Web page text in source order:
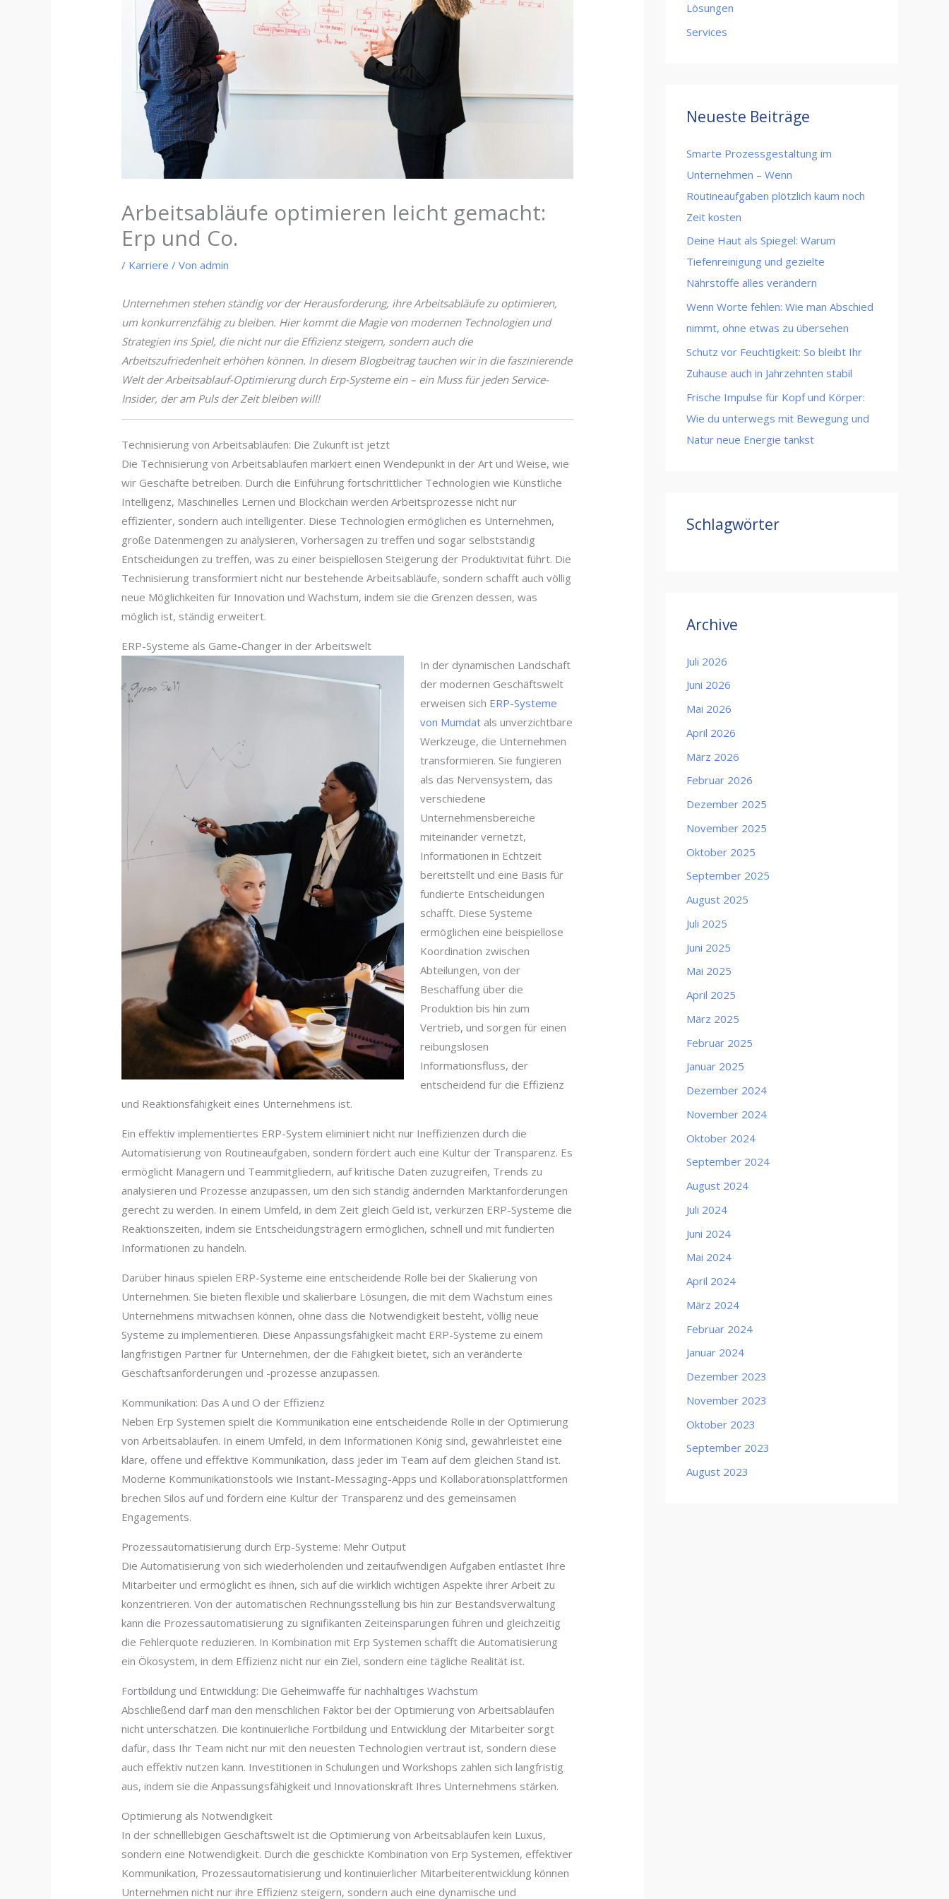
Arbeitsabläufe optimieren leicht gemacht:
Erp und Co.
/ Karriere / Vonadmin
Unternehmen stehen ständig vor der Herausforderung, ihre Arbeitsabläufe zu optimieren,
um konkurrenzfähig zu bleiben. Hier kommt die Magie von modernen Technologien und
Strategien ins Spiel, die nicht nur die Effizienz steigern, sondern auch die
Arbeitszufriedenheit erhöhen können. In diesem Blogbeitrag tauchen wir in die faszinierende
Welt der Arbeitsablauf-Optimierung durch Erp-Systeme ein – ein Muss für jeden Service-
Insider, der am Puls der Zeit bleiben will!
Technisierung von Arbeitsabläufen: Die Zukunft ist jetzt
Die Technisierung von Arbeitsabläufen markiert einen Wendepunkt in der Art und Weise, wie
wir Geschäfte betreiben. Durch die Einführung fortschrittlicher Technologien wie Künstliche
Intelligenz, Maschinelles Lernen und Blockchain werden Arbeitsprozesse nicht nur
effizienter, sondern auch intelligenter. Diese Technologien ermöglichen es Unternehmen,
große Datenmengen zu analysieren, Vorhersagen zu treffen und sogar selbstständig
Entscheidungen zu treffen, was zu einer beispiellosen Steigerung der Produktivität führt. Die
Technisierung transformiert nicht nur bestehende Arbeitsabläufe, sondern schafft auch völlig
neue Möglichkeiten für Innovation und Wachstum, indem sie die Grenzen dessen, was
möglich ist, ständig erweitert.
ERP-Systeme als Game-Changer in der Arbeitswelt
In der dynamischen Landschaft
der modernen Geschäftswelt
erweisen sich ERP-Systeme
von Mumdatals unverzichtbare
Werkzeuge, die Unternehmen
transformieren. Sie fungieren
als das Nervensystem, das
verschiedene
Unternehmensbereiche
miteinander vernetzt,
Informationen in Echtzeit
bereitstellt und eine Basis für
fundierte Entscheidungen
schafft. Diese Systeme
ermöglichen eine beispiellose
Koordination zwischen
Abteilungen, von der
Beschaffung über die
Produktion bis hin zum
Vertrieb, und sorgen für einen
reibungslosen
Informationsfluss, der
entscheidend für die Effizienz
und Reaktionsfähigkeit eines Unternehmens ist.
Ein effektiv implementiertes ERP-System eliminiert nicht nur Ineffizienzen durch die
Automatisierung von Routineaufgaben, sondern fördert auch eine Kultur der Transparenz. Es
ermöglicht Managern und Teammitgliedern, auf kritische Daten zuzugreifen, Trends zu
analysieren und Prozesse anzupassen, um den sich ständig ändernden Marktanforderungen
gerecht zu werden. In einem Umfeld, in dem Zeit gleich Geld ist, verkürzen ERP-Systeme die
Reaktionszeiten, indem sie Entscheidungsträgern ermöglichen, schnell und mit fundierten
Informationen zu handeln.
Darüber hinaus spielen ERP-Systeme eine entscheidende Rolle bei der Skalierung von
Unternehmen. Sie bieten flexible und skalierbare Lösungen, die mit dem Wachstum eines
Unternehmens mitwachsen können, ohne dass die Notwendigkeit besteht, völlig neue
Systeme zu implementieren. Diese Anpassungsfähigkeit macht ERP-Systeme zu einem
langfristigen Partner für Unternehmen, der die Fähigkeit bietet, sich an veränderte
Geschäftsanforderungen und -prozesse anzupassen.
Kommunikation: Das A und O der Effizienz
Neben Erp Systemen spielt die Kommunikation eine entscheidende Rolle in der Optimierung
von Arbeitsabläufen. In einem Umfeld, in dem Informationen König sind, gewährleistet eine
klare, offene und effektive Kommunikation, dass jeder im Team auf dem gleichen Stand ist.
Moderne Kommunikationstools wie Instant-Messaging-Apps und Kollaborationsplattformen
brechen Silos auf und fördern eine Kultur der Transparenz und des gemeinsamen
Engagements.
Prozessautomatisierung durch Erp-Systeme: Mehr Output
Die Automatisierung von sich wiederholenden und zeitaufwendigen Aufgaben entlastet Ihre
Mitarbeiter und ermöglicht es ihnen, sich auf die wirklich wichtigen Aspekte ihrer Arbeit zu
konzentrieren. Von der automatischen Rechnungsstellung bis hin zur Bestandsverwaltung
kann die Prozessautomatisierung zu signifikanten Zeiteinsparungen führen und gleichzeitig
die Fehlerquote reduzieren. In Kombination mit Erp Systemen schafft die Automatisierung
ein Ökosystem, in dem Effizienz nicht nur ein Ziel, sondern eine tägliche Realität ist.
Fortbildung und Entwicklung: Die Geheimwaffe für nachhaltiges Wachstum
Abschließend darf man den menschlichen Faktor bei der Optimierung von Arbeitsabläufen
nicht unterschätzen. Die kontinuierliche Fortbildung und Entwicklung der Mitarbeiter sorgt
dafür, dass Ihr Team nicht nur mit den neuesten Technologien vertraut ist, sondern diese
auch effektiv nutzen kann. Investitionen in Schulungen und Workshops zahlen sich langfristig
aus, indem sie die Anpassungsfähigkeit und Innovationskraft Ihres Unternehmens stärken.
Optimierung als Notwendigkeit
In der schnelllebigen Geschäftswelt ist die Optimierung von Arbeitsabläufen kein Luxus,
sondern eine Notwendigkeit. Durch die geschickte Kombination von Erp Systemen, effektiver
Kommunikation, Prozessautomatisierung und kontinuierlicher Mitarbeiterentwicklung können
Unternehmen nicht nur ihre Effizienz steigern, sondern auch eine dynamische und
Lösungen
Services
Neueste Beiträge
Smarte Prozessgestaltung im
Unternehmen – Wenn
Routineaufgaben plötzlich kaum noch
Zeit kosten
Deine Haut als Spiegel: Warum
Tiefenreinigung und gezielte
Nährstoffe alles verändern
Wenn Worte fehlen: Wie man Abschied
nimmt, ohne etwas zu übersehen
Schutz vor Feuchtigkeit: So bleibt Ihr
Zuhause auch in Jahrzehnten stabil
Frische Impulse für Kopf und Körper:
Wie du unterwegs mit Bewegung und
Natur neue Energie tankst
Schlagwörter
Archive
Juli 2026
Juni 2026
Mai 2026
April 2026
März 2026
Februar 2026
Dezember 2025
November 2025
Oktober 2025
September 2025
August 2025
Juli 2025
Juni 2025
Mai 2025
April 2025
März 2025
Februar 2025
Januar 2025
Dezember 2024
November 2024
Oktober 2024
September 2024
August 2024
Juli 2024
Juni 2024
Mai 2024
April 2024
März 2024
Februar 2024
Januar 2024
Dezember 2023
November 2023
Oktober 2023
September 2023
August 2023